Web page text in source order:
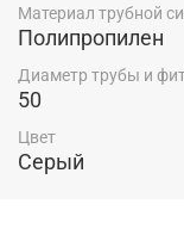
Материал трубной
Полипропилен
Диаметр трубы и
50
Цвет
Серый